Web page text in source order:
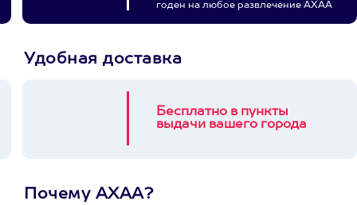
годен на любое развлечение АХАА
Удобная доставка
Бесплатно в пункты
выдачи вашего города
Почему АХАА?